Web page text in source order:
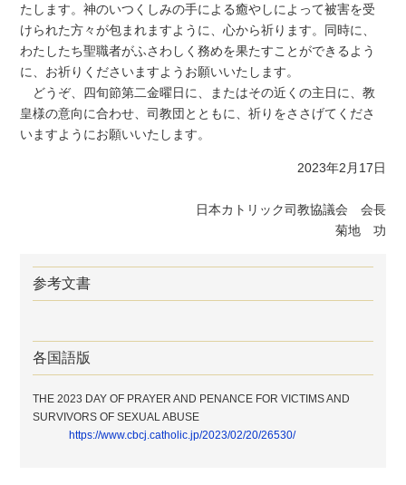
たします。神のいつくしみの手による癒やしによって被害を受
けられた方々が包まれますように、心から祈ります。同時に、
わたしたち聖職者がふさわしく務めを果たすことができるよう
に、お祈りくださいますようお願いいたします。
どうぞ、四旬節第二金曜日に、またはその近くの主日に、教
皇様の意向に合わせ、司教団とともに、祈りをささげてくださ
いますようにお願いいたします。
2023年2月17日
日本カトリック司教協議会 会長
菊地 功
参考文書
各国語版
THE 2023 DAY OF PRAYER AND PENANCE FOR VICTIMS AND
SURVIVORS OF SEXUAL ABUSE
https://www.cbcj.catholic.jp/2023/02/20/26530/